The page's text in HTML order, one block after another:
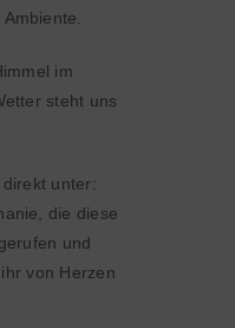
im
steht uns
unter:
die diese
und
von Herzen